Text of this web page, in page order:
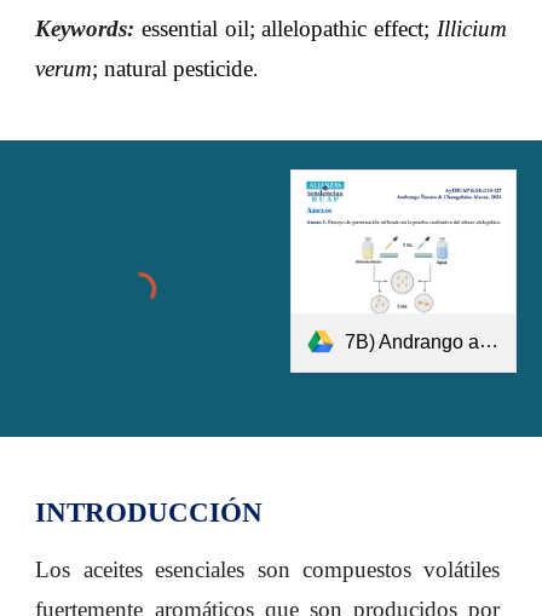
Keywords: essential oil; allelopathic effect; Illicium
verum; natural pesticide.
7B) Andrango and Changoluisa, 2021 Anexos.pdf
INTRODUCCIÓN
Los aceites esenciales son compuestos volátiles
fuertemente aromáticos que son producidos por